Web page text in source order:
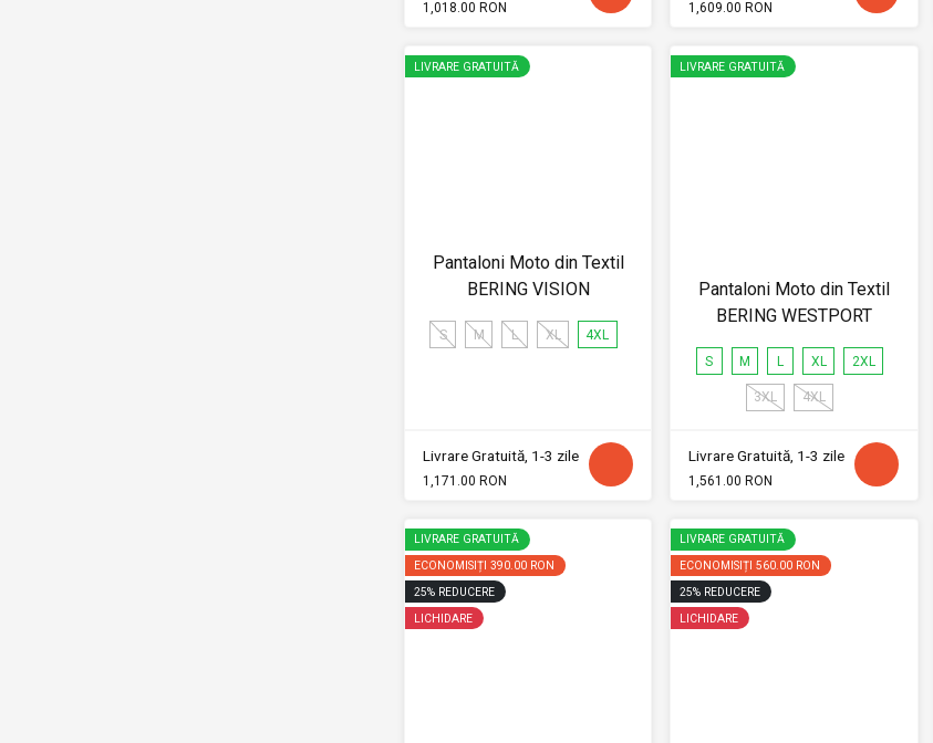
1,018.00 RON 1,609.00 RON
LIVRARE GRATUITĂ
Pantaloni Moto din Textil
BERING VISION
S M L XL 4XL
Livrare Gratuită, 1-3 zile
1,171.00 RON
LIVRARE GRATUITĂ
Pantaloni Moto din Textil
BERING WESTPORT
S M L XL 2XL
3XL 4XL
Livrare Gratuită, 1-3 zile
1,561.00 RON
LIVRARE GRATUITĂ
ECONOMISIȚI 390.00 RON
25% REDUCERE
LICHIDARE
LIVRARE GRATUITĂ
ECONOMISIȚI 560.00 RON
25% REDUCERE
LICHIDARE